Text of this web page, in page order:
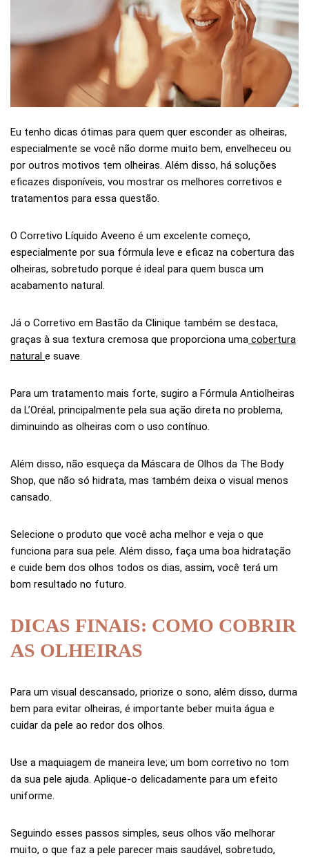
Eu tenho dicas ótimas para quem quer esconder as olheiras,
especialmente se você não dorme muito bem, envelheceu ou
por outros motivos tem olheiras. Além disso, há soluções
eficazes disponíveis, vou mostrar os melhores corretivos e
tratamentos para essa questão.
O Corretivo Líquido Aveeno é um excelente começo,
especialmente por sua fórmula leve e eficaz na cobertura das
olheiras, sobretudo porque é ideal para quem busca um
acabamento natural.
Já o Corretivo em Bastão da Clinique também se destaca,
graças à sua textura cremosa que proporciona uma cobertura
natural e suave.
Para um tratamento mais forte, sugiro a Fórmula Antiolheiras
da L’Oréal, principalmente pela sua ação direta no problema,
diminuindo as olheiras com o uso contínuo.
Além disso, não esqueça da Máscara de Olhos da The Body
Shop, que não só hidrata, mas também deixa o visual menos
cansado.
Selecione o produto que você acha melhor e veja o que
funciona para sua pele. Além disso, faça uma boa hidratação
e cuide bem dos olhos todos os dias, assim, você terá um
bom resultado no futuro.
DICAS FINAIS: COMO COBRIR
AS OLHEIRAS
Para um visual descansado, priorize o sono, além disso, durma
bem para evitar olheiras, é importante beber muita água e
cuidar da pele ao redor dos olhos.
Use a maquiagem de maneira leve; um bom corretivo no tom
da sua pele ajuda. Aplique-o delicadamente para um efeito
uniforme.
Seguindo esses passos simples, seus olhos vão melhorar
muito, o que faz a pele parecer mais saudável, sobretudo,